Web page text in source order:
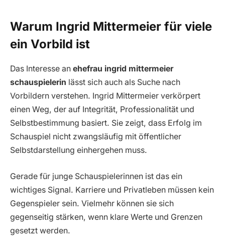
Warum Ingrid Mittermeier für viele
ein Vorbild ist
Das Interesse an ehefrau ingrid mittermeier
schauspielerin lässt sich auch als Suche nach
Vorbildern verstehen. Ingrid Mittermeier verkörpert
einen Weg, der auf Integrität, Professionalität und
Selbstbestimmung basiert. Sie zeigt, dass Erfolg im
Schauspiel nicht zwangsläufig mit öffentlicher
Selbstdarstellung einhergehen muss.
Gerade für junge Schauspielerinnen ist das ein
wichtiges Signal. Karriere und Privatleben müssen kein
Gegenspieler sein. Vielmehr können sie sich
gegenseitig stärken, wenn klare Werte und Grenzen
gesetzt werden.